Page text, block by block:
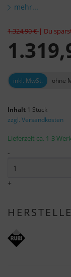
mehr...
1.324,90 € | Du
inkl. MwSt. ohne
Inhalt 1 Stück
zzgl. Versandkosten
Lieferzeit ca. 1-3
-
+